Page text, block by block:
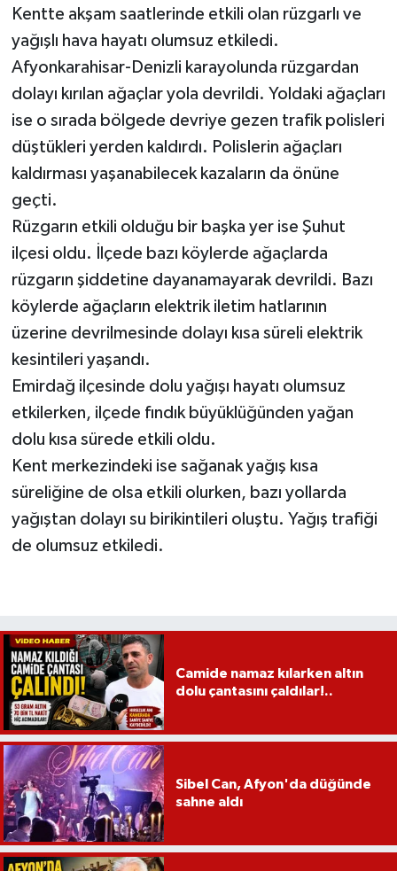
Kentte akşam saatlerinde etkili olan rüzgarlı ve
yağışlı hava hayatı olumsuz etkiledi.
Afyonkarahisar-Denizli karayolunda rüzgardan
dolayı kırılan ağaçlar yola devrildi. Yoldaki ağaçları
ise o sırada bölgede devriye gezen trafik polisleri
düştükleri yerden kaldırdı. Polislerin ağaçları
kaldırması yaşanabilecek kazaların da önüne
geçti.
Rüzgarın etkili olduğu bir başka yer ise Şuhut
ilçesi oldu. İlçede bazı köylerde ağaçlarda
rüzgarın şiddetine dayanamayarak devrildi. Bazı
köylerde ağaçların elektrik iletim hatlarının
üzerine devrilmesinde dolayı kısa süreli elektrik
kesintileri yaşandı.
Emirdağ ilçesinde dolu yağışı hayatı olumsuz
etkilerken, ilçede fındık büyüklüğünden yağan
dolu kısa sürede etkili oldu.
Kent merkezindeki ise sağanak yağış kısa
süreliğine de olsa etkili olurken, bazı yollarda
yağıştan dolayı su birikintileri oluştu. Yağış trafiği
de olumsuz etkiledi.
Camide namaz kılarken altın
dolu çantasını çaldılar!..
Sibel Can, Afyon'da düğünde
sahne aldı